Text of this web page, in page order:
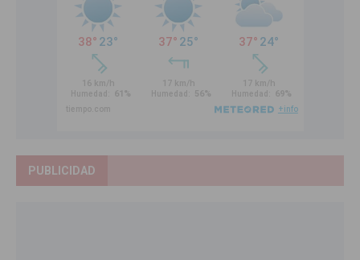
PUBLICIDAD